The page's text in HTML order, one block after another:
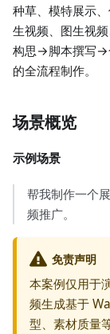
种草、模特展示
生视频、图生视
构思→脚本撰写
的全流程制作。
场景概览
示例场景
帮我制作一个
频推广。
免责声明
本案例仅用于
频生成基于
型、素材质量